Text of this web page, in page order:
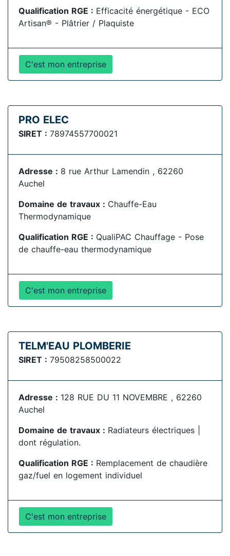
Qualification RGE : Efficacité énergétique - ECO
Artisan® - Plâtrier / Plaquiste
C'est mon entreprise
PRO ELEC
SIRET : 78974557700021
Adresse : 8 rue Arthur Lamendin , 62260
Auchel
Domaine de travaux : Chauffe-Eau
Thermodynamique
Qualification RGE : QualiPAC Chauffage - Pose
de chauffe-eau thermodynamique
C'est mon entreprise
TELM'EAU PLOMBERIE
SIRET : 79508258500022
Adresse : 128 RUE DU 11 NOVEMBRE , 62260
Auchel
Domaine de travaux : Radiateurs électriques |
dont régulation.
Qualification RGE : Remplacement de chaudière
gaz/fuel en logement individuel
C'est mon entreprise